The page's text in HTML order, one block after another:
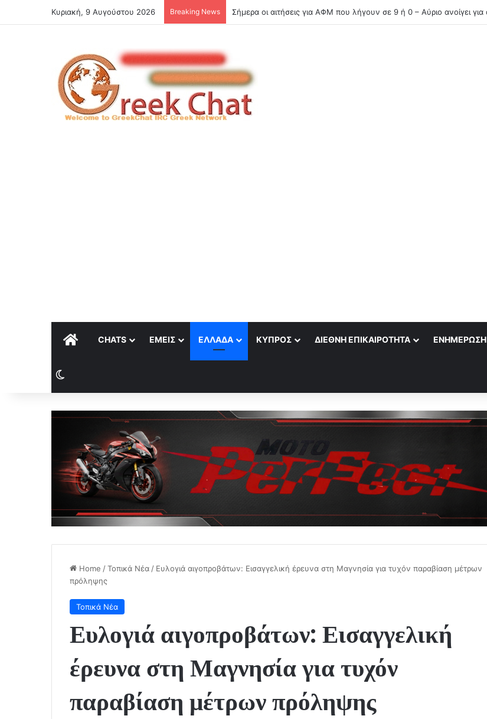
Κυριακή, 9 Αυγούστου 2026 Breaking News
ΑΡΧΙΚΉCHATS ΕΜΕΊΣ ΕΛΛΆΔΑ ΚΎΠΡΟΣ ΔΙΕΘΝΉ ΕΠΙΚΑΙΡΌΤΗΤΑ ΕΝΗΜΈΡΩΣΗ
Home /Τοπικά Νέα / Ευλογιά αιγοπροβάτων: Εισαγγελική έρευνα στη Μαγνησία για τυχόν παραβίαση μέτρων
πρόληψης
Τοπικά Νέα
Ευλογιά αιγοπροβάτων: Εισαγγελική
έρευνα στη Μαγνησία για τυχόν
παραβίαση μέτρων πρόληψης